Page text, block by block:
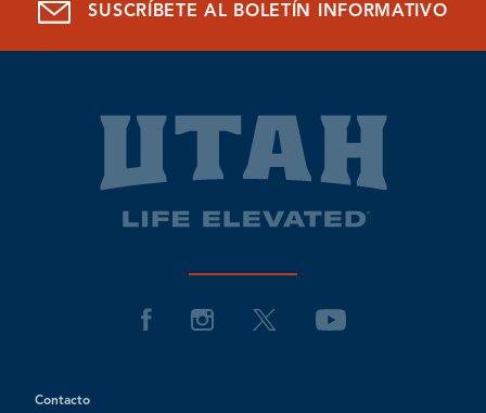
SUSCRÍBETE AL BOLETÍN INFORMATIVO
Contacto